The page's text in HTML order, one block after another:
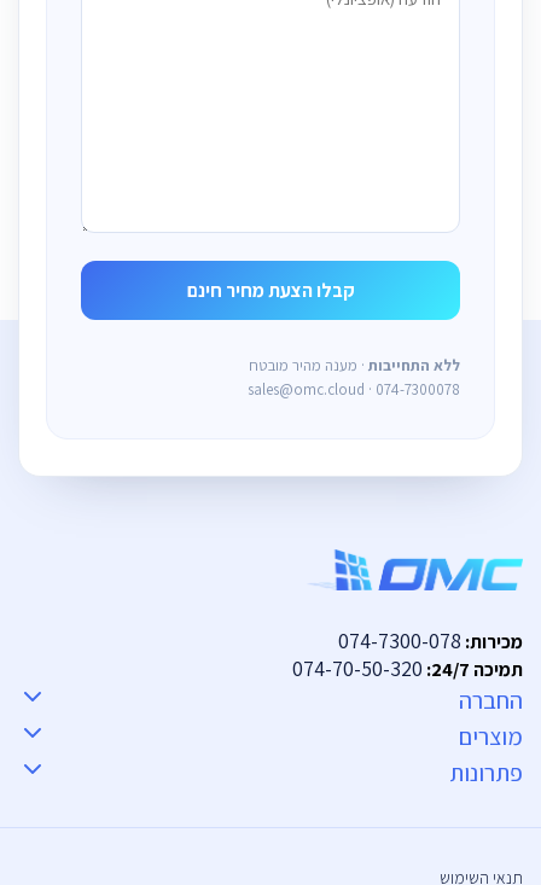
ללא התחייבות · מענה מהיר מובטח
sales@omc.cloud · 074-7300078
מכירות: 074-7300-078
תמיכה 24/7: 074-70-50-320
החברה
מוצרים
פתרונות
תנאי השימוש